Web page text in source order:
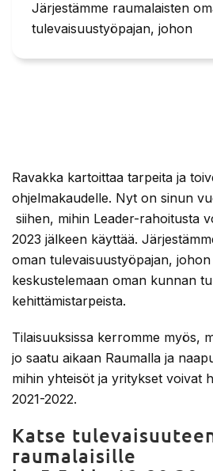
Järjestämme raumalaisten
tulevaisuustyöpajan, johon
Ravakka kartoittaa tarpeita ja
ohjelmakaudelle. Nyt on sinun
siihen, mihin Leader-rahoitusta
2023 jälkeen käyttää.
oman tulevaisuustyöpajan,
keskustelemaan oman kunnan
kehittämistarpeista.
Tilaisuuksissa kerromme myös,
jo saatu aikaan Raumalla ja
mihin yhteisöt ja yritykset voivat
2021-2022.
Katse
raumalaisille